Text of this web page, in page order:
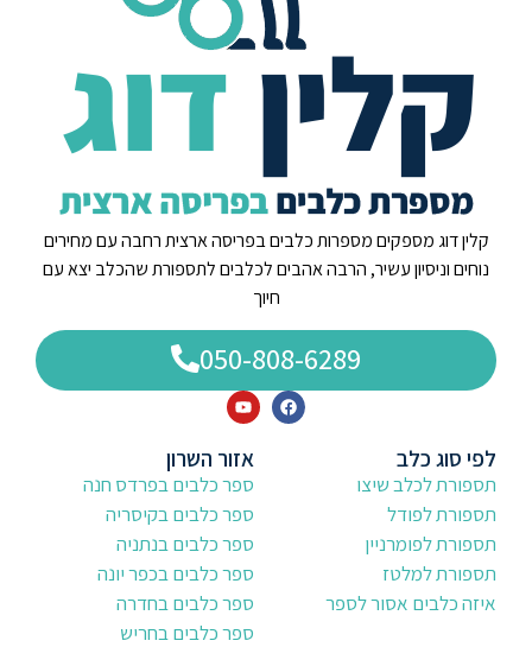
קלין דוג מספקים מספרות כלבים בפריסה ארצית רחבה עם מחירים
נוחים וניסיון עשיר, הרבה אהבים לכלבים לתספורת שהכלב יצא עם
חיוך
050-808-6289
לפי סוג כלב
תספורת לכלב שיצו
תספורת לפודל
תספורת לפומרניין
תספורת למלטז
איזה כלבים אסור לספר
אזור השרון
ספר כלבים בפרדס חנה
ספר כלבים בקיסריה
ספר כלבים בנתניה
ספר כלבים בכפר יונה
ספר כלבים בחדרה
ספר כלבים בחריש